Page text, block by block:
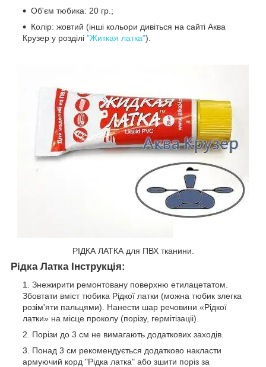
Об'єм тюбика: 20 гр.;
Колір: жовтий (інші кольори дивіться на сайті Аква
Крузер у розділі "Житкая латка").
РІДКА ЛАТКА для ПВХ тканини.
Рідка Латка Інструкція:
Знежирити ремонтовану поверхню етилацетатом.
Збовтати вміст тюбика Рідкої латки (можна тюбик злегка
розім'яти пальцями). Нанести шар речовини «Рідкої
латки» на місце проколу (порізу, гермітізаціі).
Порізи до 3 см не вимагають додаткових заходів.
Понад 3 см рекомендується додатково накласти
армуючий корд "Рідка латка" або зшити поріз за